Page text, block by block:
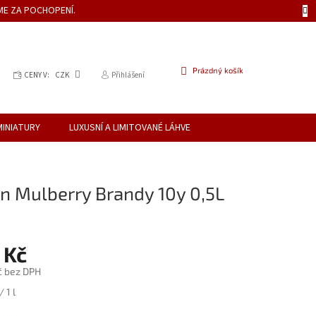
ZA POCHOPENÍ.
CENY V: CZK Přihlášení
NÁKUPNÍ
Prázdný košík
LUXUSNÍ A LIMITOVANÉ LÁHVE
Mulberry Brandy 10y 0,5L
bez DPH
1 l